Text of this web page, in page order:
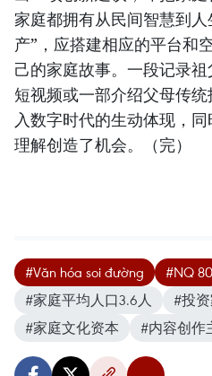
家庭都拥有从民间智慧到
产”，应搭建相应的平台和
己的家庭故事。一段记录
短视频或一部介绍父母传
入数字时代的生动体现，
理解创造了机会。（完）
#Văn hóa soi đường #NQ 80
#家庭平均人口3.6人
#投
#家庭文化资本
#内容创作